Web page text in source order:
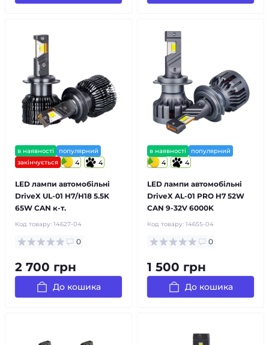
в наявності
популярний
закінчується
4 4
LED лампи автомобільні
DriveX UL-01 H7/H18 5.5K
65W CAN к-т.
Код товару: 14627-04
0
2 700 грн
До кошика
в наявності популярний
4 4
LED лампи автомобільні
DriveX AL-01 PRO H7 52W
CAN 9-32V 6000K
Код товару: 14655-04
0
1 500 грн
До кошика